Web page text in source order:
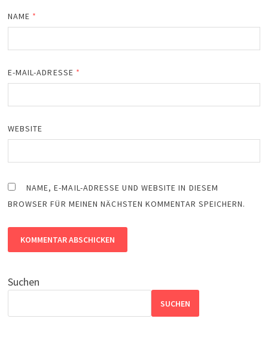
NAME *
E-MAIL-ADRESSE *
WEBSITE
NAME, E-MAIL-ADRESSE UND WEBSITE IN DIESEM
BROWSER FÜR MEINEN NÄCHSTEN KOMMENTAR SPEICHERN.
Suchen
SUCHEN